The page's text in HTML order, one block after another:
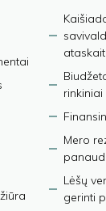
rinkiniai
Mero
Lėšų
gerinti